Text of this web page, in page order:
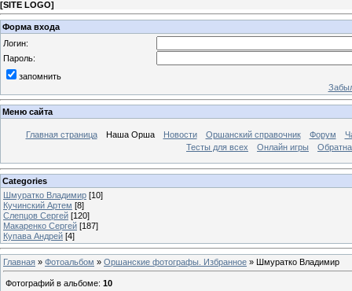
[SITE LOGO]
Форма входа
Логин:
Пароль:
запомнить
Меню сайта
Главная страница Наша Орша Новости Оршанский справочник Форум
Тесты для всех
Онлайн игры
Categories
Шмуратко Владимир [10]
Кучинский Артем [8]
Слепцов Сергей [120]
Макаренко Сергей [187]
Купава Андрей [4]
Главная » Фотоальбом » Оршанские фотографы. Избранное » Шмуратко Владимир
Фотографий в альбоме: 10